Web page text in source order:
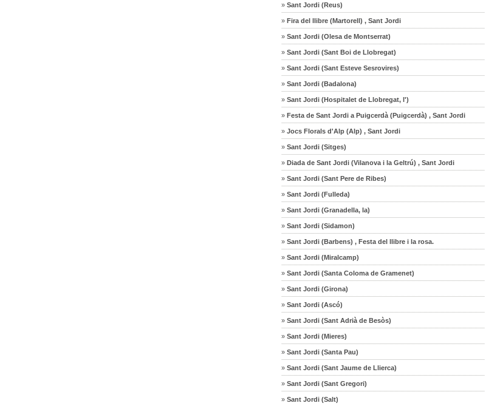
» Sant Jordi (Reus)
» Fira del llibre (Martorell) , Sant Jordi
» Sant Jordi (Olesa de Montserrat)
» Sant Jordi (Sant Boi de Llobregat)
» Sant Jordi (Sant Esteve Sesrovires)
» Sant Jordi (Badalona)
» Sant Jordi (Hospitalet de Llobregat, l')
» Festa de Sant Jordi a Puigcerdà (Puigcerdà) , Sant Jordi
» Jocs Florals d'Alp (Alp) , Sant Jordi
» Sant Jordi (Sitges)
» Diada de Sant Jordi (Vilanova i la Geltrú) , Sant Jordi
» Sant Jordi (Sant Pere de Ribes)
» Sant Jordi (Fulleda)
» Sant Jordi (Granadella, la)
» Sant Jordi (Sidamon)
» Sant Jordi (Barbens) , Festa del llibre i la rosa.
» Sant Jordi (Miralcamp)
» Sant Jordi (Santa Coloma de Gramenet)
» Sant Jordi (Girona)
» Sant Jordi (Ascó)
» Sant Jordi (Sant Adrià de Besòs)
» Sant Jordi (Mieres)
» Sant Jordi (Santa Pau)
» Sant Jordi (Sant Jaume de Llierca)
» Sant Jordi (Sant Gregori)
» Sant Jordi (Salt)